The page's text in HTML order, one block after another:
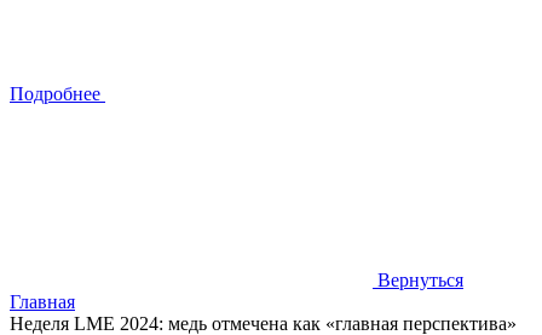
Подробнее
Вернуться
Главная
Неделя LME 2024: медь отмечена как «главная перспектива»